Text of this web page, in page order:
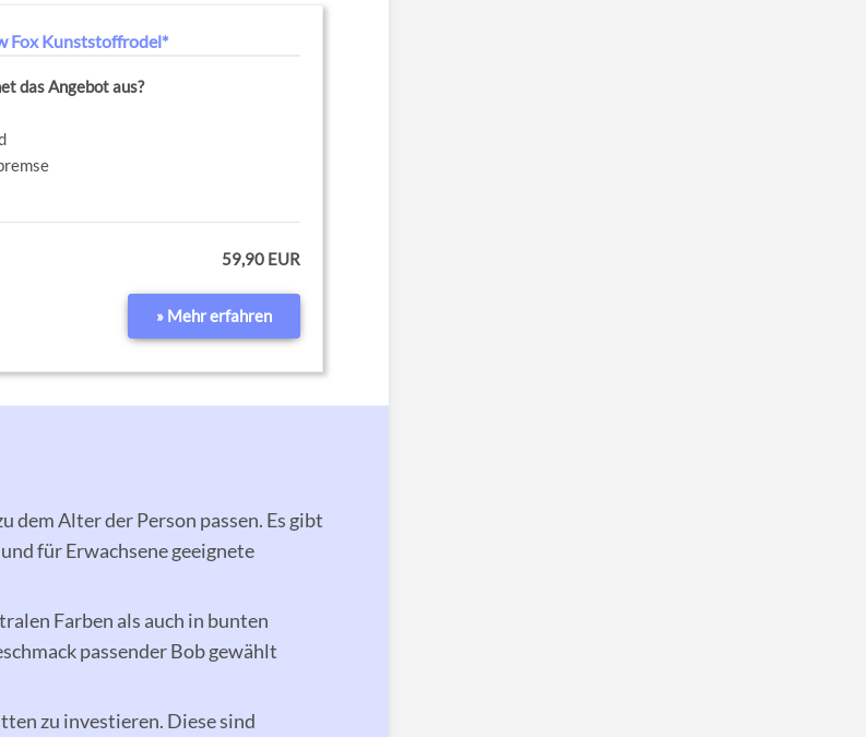
Fox Kunststoffrodel*
das Angebot aus?
59,90 EUR
» Mehr erfahren
dem Alter der Person passen. Es gibt
für Erwachsene geeignete
Farben als auch in bunten
passender Bob gewählt
zu investieren. Diese sind